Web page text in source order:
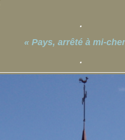
.
« Pays, arrêté à mi-
.